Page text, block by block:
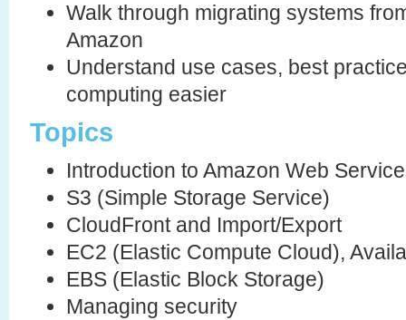
Walk through migrating systems
Amazon
Understand use cases, best
computing easier
Topics
Introduction to Amazon Web
S3 (Simple Storage Service)
CloudFront and Import/Export
EC2 (Elastic Compute Cloud),
EBS (Elastic Block Storage)
Managing security